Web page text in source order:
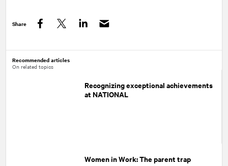
Share
Recommended articles
On related topics
Recognizing exceptional achievements
at NATIONAL
Women in Work: The parent trap